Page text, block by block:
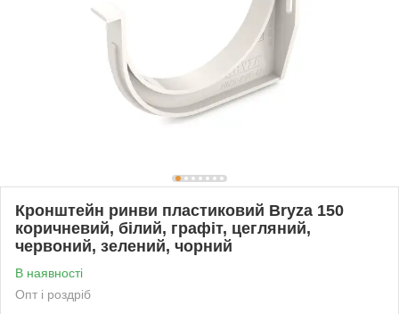
Кронштейн ринви пластиковий Bryza 150
коричневий, білий, графіт, цегляний,
червоний, зелений, чорний
В наявності
Опт і роздріб